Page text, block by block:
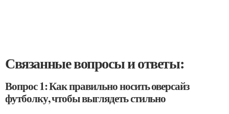
Связанные вопросы и ответы:
Вопрос 1: Как правильно носить оверсайз
футболку, чтобы выглядеть стильно